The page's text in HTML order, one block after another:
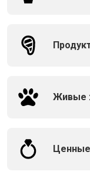
Живые